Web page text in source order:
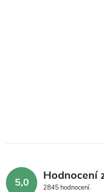
5,0 Hodnocení
2845 hodnocení